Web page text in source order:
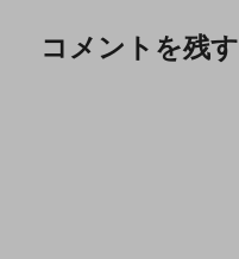
コメントを残す